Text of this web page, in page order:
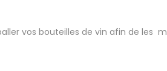
vos bouteilles de vin afin de les